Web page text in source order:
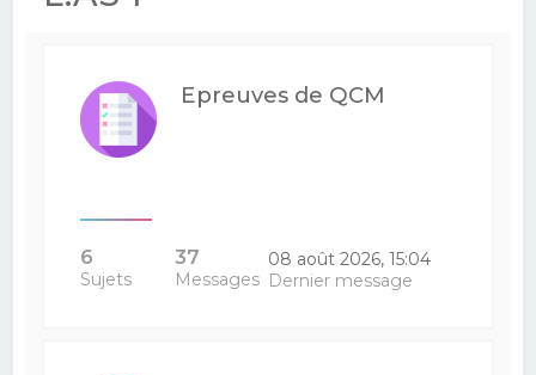
Epreuves de QCM
6
Sujets
37
Messages
08 août 2026, 15:04
Dernier message